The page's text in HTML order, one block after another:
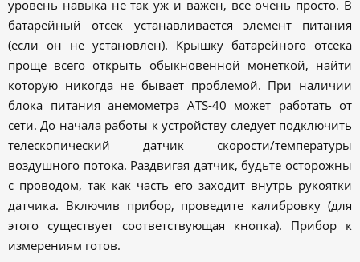
уровень навыка не так уж и важен, все очень просто. В
батарейный отсек устанавливается элемент питания
(если он не установлен). Крышку батарейного отсека
проще всего открыть обыкновенной монеткой, найти
которую никогда не бывает проблемой. При наличии
блока питания анемометра ATS-40 может работать от
сети. До начала работы к устройству следует подключить
телескопический датчик скорости/температуры
воздушного потока. Раздвигая датчик, будьте осторожны
с проводом, так как часть его заходит внутрь рукоятки
датчика. Включив прибор, проведите калибровку (для
этого существует соответствующая кнопка). Прибор к
измерениям готов.